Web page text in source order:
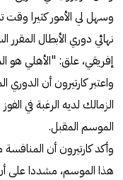
وسهل لي الأمور كثيرا
نهائي دوري الأبطال
إفريقي، علق: "الأهلي هو
واعتبر كارتيرون أن
الزمالك لديه الرغبة في
الموسم المقبل.
وأكد كارتيرون أن
هذا الموسم، مشددا على